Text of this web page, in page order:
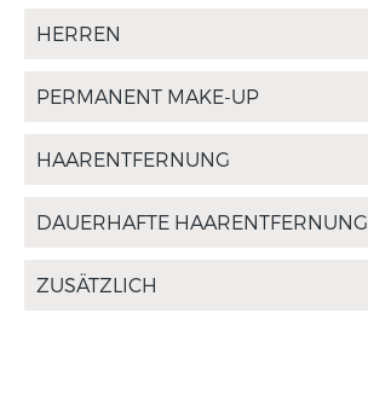
HERREN
PERMANENT MAKE-UP
HAARENTFERNUNG
DAUERHAFTE HAARENTFERNUNG
ZUSÄTZLICH